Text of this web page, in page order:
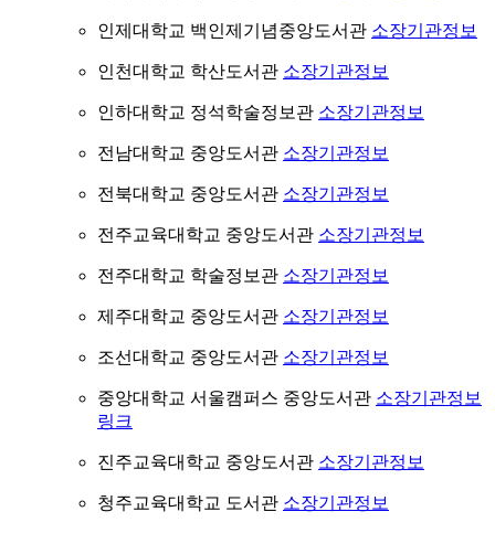
인제대학교 백인제기념중앙도서관 소장기관정보
인천대학교 학산도서관 소장기관정보
인하대학교 정석학술정보관 소장기관정보
전남대학교 중앙도서관 소장기관정보
전북대학교 중앙도서관 소장기관정보
전주교육대학교 중앙도서관 소장기관정보
전주대학교 학술정보관 소장기관정보
제주대학교 중앙도서관 소장기관정보
조선대학교 중앙도서관 소장기관정보
중앙대학교 서울캠퍼스 중앙도서관 소장기관정보
링크
진주교육대학교 중앙도서관 소장기관정보
청주교육대학교 도서관 소장기관정보